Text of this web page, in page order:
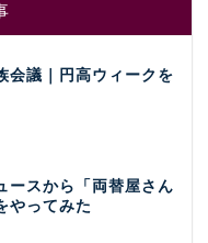
会議｜円高ウィークを
ースから「両替屋さん
やってみた